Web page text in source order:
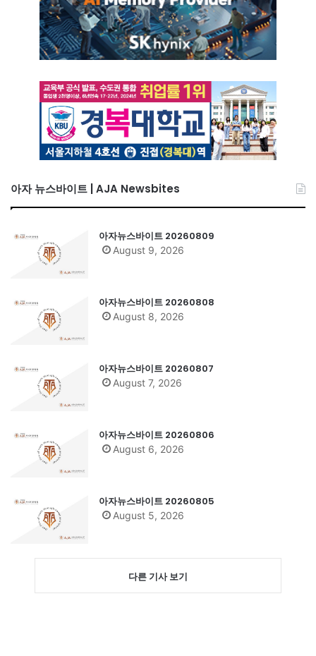
아자 뉴스바이트 | AJA Newsbites
아자뉴스바이트 20260809
August 9, 2026
아자뉴스바이트 20260808
August 8, 2026
아자뉴스바이트 20260807
August 7, 2026
아자뉴스바이트 20260806
August 6, 2026
아자뉴스바이트 20260805
August 5, 2026
다른 기사 보기